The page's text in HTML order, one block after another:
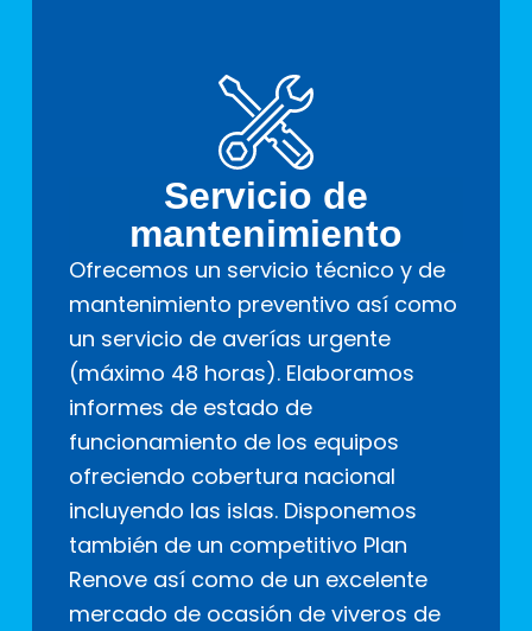
Servicio de
mantenimiento
Ofrecemos un servicio técnico y de
mantenimiento preventivo así como
un servicio de averías urgente
(máximo 48 horas). Elaboramos
informes de estado de
funcionamiento de los equipos
ofreciendo cobertura nacional
incluyendo las islas. Disponemos
también de un competitivo Plan
Renove así como de un excelente
mercado de ocasión de viveros de